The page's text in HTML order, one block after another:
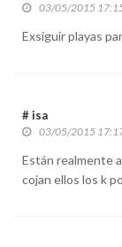
03/05/2015
Exsiguir playas
# isa
03/05/2015
Están realmente
cojan ellos los k